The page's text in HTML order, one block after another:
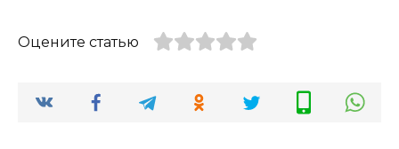
Оцените статью